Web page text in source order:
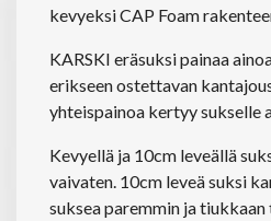
kevyeksi CAP Foam
KARSKI eräsuksi painaa
erikseen ostettavan
yhteispainoa kertyy sukselle
Kevyellä ja 10cm leveällä
vaivaten. 10cm leveä suksi
suksea paremmin ja